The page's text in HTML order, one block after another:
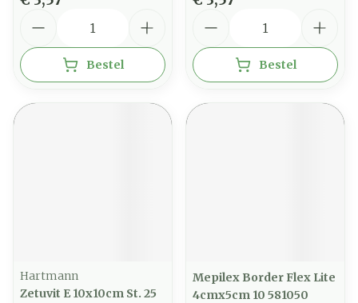
Bestel Bestel
Hartmann
Zetuvit E 10x10cm St. 25
Mepilex Border Flex Lite
4cmx5cm 10 581050